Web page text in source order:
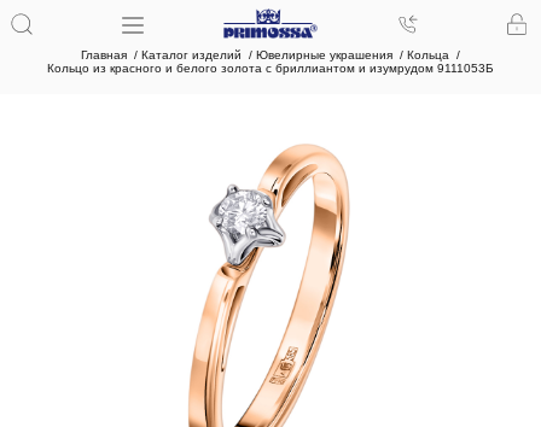
Главная Каталог изделий Ювелирные украшения
Кольца
Кольцо из красного и белого золота с бриллиантом и изумрудом 9111053Б